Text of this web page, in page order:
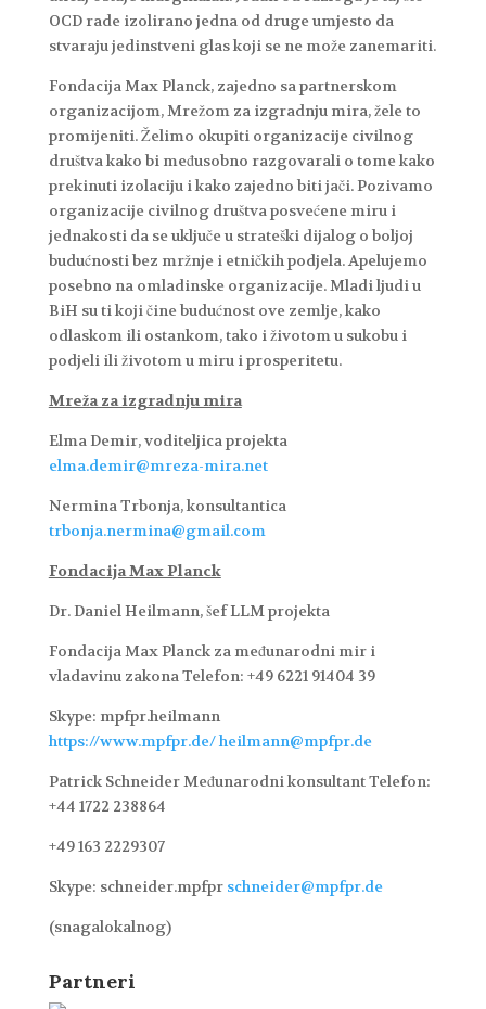
OCD rade izolirano jedna od druge umjesto da
stvaraju jedinstveni glas koji se ne može zanemariti.
Fondacija Max Planck, zajedno sa partnerskom
organizacijom, Mrežom za izgradnju mira, žele to
promijeniti. Želimo okupiti organizacije civilnog
društva kako bi međusobno razgovarali o tome kako
prekinuti izolaciju i kako zajedno biti jači. Pozivamo
organizacije civilnog društva posvećene miru i
jednakosti da se uključe u strateški dijalog o boljoj
budućnosti bez mržnje i etničkih podjela. Apelujemo
posebno na omladinske organizacije. Mladi ljudi u
BiH su ti koji čine budućnost ove zemlje, kako
odlaskom ili ostankom, tako i životom u sukobu i
podjeli ili životom u miru i prosperitetu.
Mreža za izgradnju mira
Elma Demir, voditeljica projekta
elma.demir@mreza-mira.net
Nermina Trbonja, konsultantica
trbonja.nermina@gmail.com
Fondacija Max Planck
Dr. Daniel Heilmann, šef LLM projekta
Fondacija Max Planck za međunarodni mir i
vladavinu zakona Telefon: +49 6221 91404 39
Skype: mpfpr.heilmann
https://www.mpfpr.de/heilmann@mpfpr.de
Patrick Schneider Međunarodni konsultant Telefon:
+44 1722 238864
+49 163 2229307
Skype: schneider.mpfpr schneider@mpfpr.de
(snagalokalnog)
Partneri